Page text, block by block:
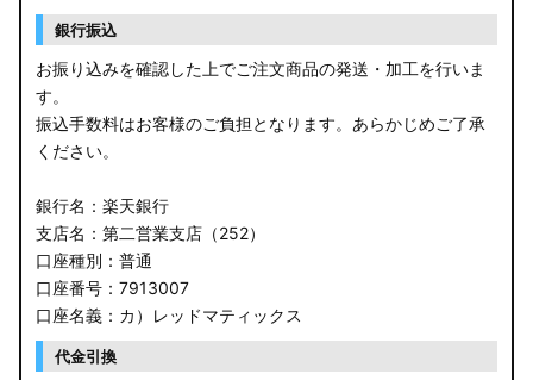
銀行振込
お振り込みを確認した上でご注文商品の発送・加工を行いま
す。
振込手数料はお客様のご負担となります。あらかじめご了承
ください。
銀行名：楽天銀行
支店名：第二営業支店（252）
口座種別：普通
口座番号：7913007
口座名義：カ）レッドマティックス
代金引換